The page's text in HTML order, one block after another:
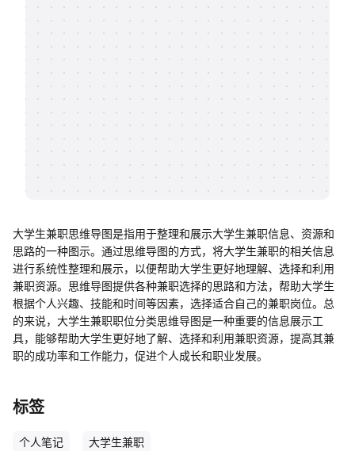
客户案例
支持
帮助中心
知识分享社区
大学生兼职思维导图是指用于整理和展示大学生兼职信息、资源和
思路的一种图示。通过思维导图的方式，将大学生兼职的相关信息
进行系统性整理和展示，以便帮助大学生更好地理解、选择和利用
兼职资源。思维导图提供各种兼职选择的思路和方法，帮助大学生
根据个人兴趣、技能和时间等因素，选择适合自己的兼职岗位。总
的来说，大学生兼职职位分类思维导图是一种重要的信息展示工
具，能够帮助大学生更好地了解、选择和利用兼职资源，提高其兼
职的成功率和工作能力，促进个人成长和职业发展。
标签
个人笔记 大学生兼职